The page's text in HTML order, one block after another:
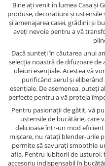
Bine ați venit în lumea Casa și
produse, decoratiuni și
și amenajarea casei, grădinii și
aveți nevoie pentru a vă
Dacă sunteți în căutarea unui
selecția noastră de difuzoare
uleiuri esențiale. Acestea vă
purificând aerul și
esențiale. De asemenea, puteți
perfecte pentru a vă proteja
Pentru pasionații de gătit, vă
ustensile de bucătărie, care
delicioase într-un mod
mișcare, nu ratați blender-urile
permite să savurați smoothie-
afla. Pentru iubitorii de
accesoriu indispensabil în